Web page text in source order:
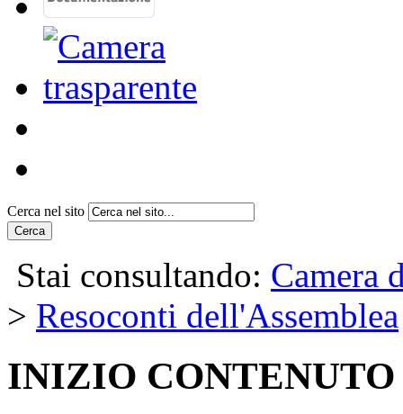
Cerca nel sito
Cerca
Stai consultando: Camera
> Resoconti dell'Assemblea
INIZIO CONTENUTO